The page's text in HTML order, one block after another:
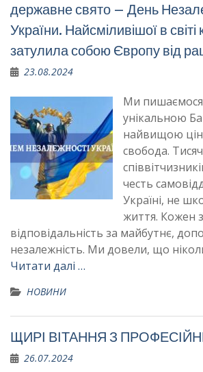
державне свято – День
України. Найсміливішої в світі
затулила собою Європу від
23.08.2024
Ми
унікальною
найвищою
свобода.
честь
Україні, не
життя. Кожен
відповідальність за майбутнє,
незалежність. Ми довели, що
Читати далі …
НОВИНИ
ЩИРІ ВІТАННЯ З
26.07.2024